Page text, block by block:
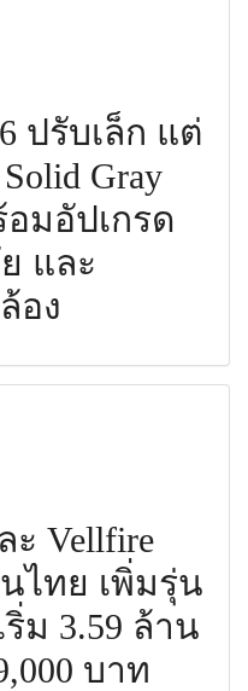
ปรับเล็ก แต่
Gray
มอัปเกรด
และ
อง
ะ Vellfire
ไทย เพิ่มรุ่น
ริ่ม 3.59 ล้าน
บาท